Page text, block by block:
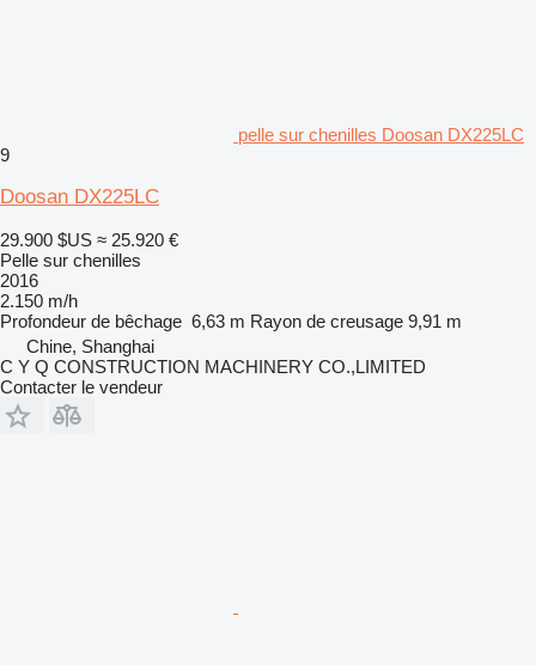
pelle sur chenilles Doosan DX225LC
9
Doosan DX225LC
29.900 $US ≈ 25.920 €
Pelle sur chenilles
2016
2.150 m/h
Profondeur de bêchage 6,63 m Rayon de creusage 9,91 m
Chine, Shanghai
C Y Q CONSTRUCTION MACHINERY CO.,LIMITED
Contacter le vendeur